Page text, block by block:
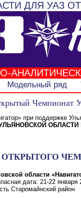
ДЛЯ УАЗ
Модельный ряд
Чемпионат
при поддержке
ОБЛАСТИ
области
дата: 21-22 января
Старомайнский район